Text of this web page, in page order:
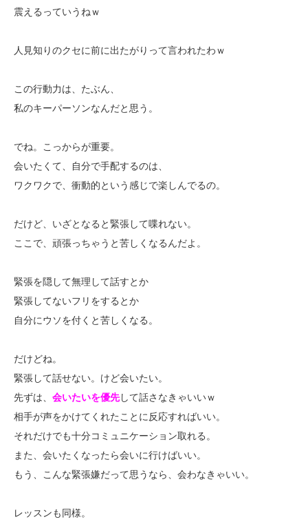
震えるっていうねｗ
人見知りのクセに前に出たがりって言われたわｗ
この行動力は、たぶん、
私のキーパーソンなんだと思う。
でね。こっからが重要。
会いたくて、自分で手配するのは、
ワクワクで、衝動的という感じで楽しんでるの。
だけど、いざとなると緊張して喋れない。
ここで、頑張っちゃうと苦しくなるんだよ。
緊張を隠して無理して話すとか
緊張してないフリをするとか
自分にウソを付くと苦しくなる。
だけどね。
緊張して話せない。けど会いたい。
先ずは、 会いたいを優先して話さなきゃいいｗ
相手が声をかけてくれたことに反応すればいい。
それだけでも十分コミュニケーション取れる。
また、会いたくなったら会いに行けばいい。
もう、こんな緊張嫌だって思うなら、会わなきゃいい。
レッスンも同様。